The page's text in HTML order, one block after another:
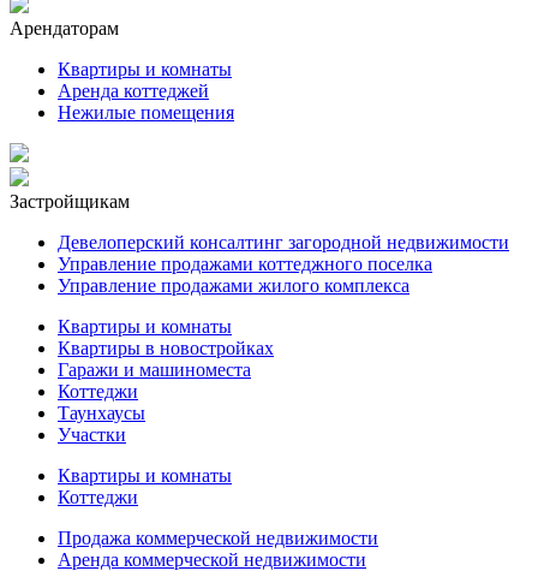
Арендаторам
Квартиры и комнаты
Аренда коттеджей
Нежилые помещения
Застройщикам
Девелоперский консалтинг загородной недвижимости
Управление продажами коттеджного поселка
Управление продажами жилого комплекса
Квартиры и комнаты
Квартиры в новостройках
Гаражи и машиноместа
Коттеджи
Таунхаусы
Участки
Квартиры и комнаты
Коттеджи
Продажа коммерческой недвижимости
Аренда коммерческой недвижимости